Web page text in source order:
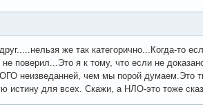
же так категорично...Когда-то
поверил...Это я к тому, что если не
неизведанней, чем мы порой думаем.Это
истину для всех. Скажи, а НЛО-это тоже